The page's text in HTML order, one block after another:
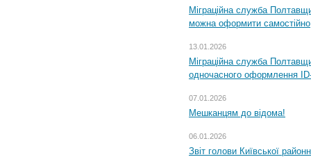
Міграційна служба
можна оформити самостійно
13.01.2026
Міграційна служба
одночасного оформлення
07.01.2026
Мешканцям до відома!
06.01.2026
Звіт голови Київської